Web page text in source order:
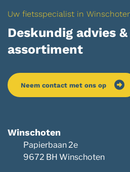
Uw fietsspecialist in
Deskundig advies
assortiment
Neem contact met ons op
Winschoten
Papierbaan 2e
9672 BH Winschoten